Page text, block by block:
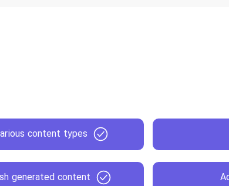
content types
generated content